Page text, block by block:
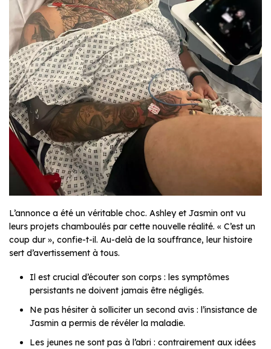
L’annonce a été un véritable choc. Ashley et Jasmin ont vu
leurs projets chamboulés par cette nouvelle réalité. « C’est un
coup dur », confie-t-il. Au-delà de la souffrance, leur histoire
sert d’avertissement à tous.
Il est crucial d’écouter son corps : les symptômes
persistants ne doivent jamais être négligés.
Ne pas hésiter à solliciter un second avis : l’insistance de
Jasmin a permis de révéler la maladie.
Les jeunes ne sont pas à l’abri : contrairement aux idées